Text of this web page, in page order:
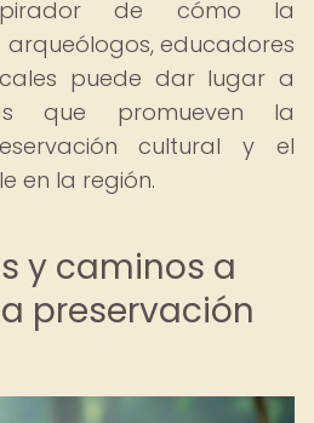
de cómo la
educadores
puede dar lugar a
que promueven la
cultural y el
en la región.
y caminos a
preservación